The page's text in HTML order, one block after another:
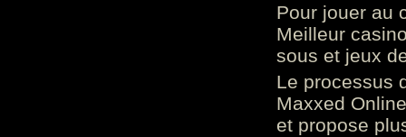
Pour jouer au
Meilleur
sous et jeux
Le processus
Maxxed
et propose